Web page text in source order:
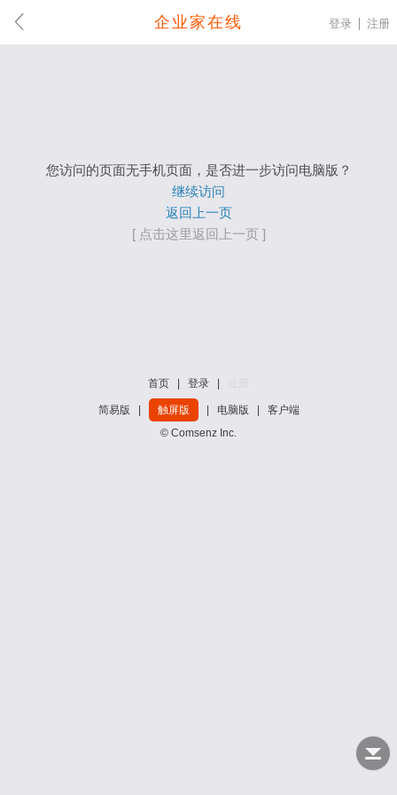
企业家在线 登录 注册
您访问的页面无手机页面，是否进一步访问电脑版？
继续访问
返回上一页
[ 点击这里返回上一页 ]
首页 登录
简易版 触屏版 电脑版
客户端
© Comsenz Inc.